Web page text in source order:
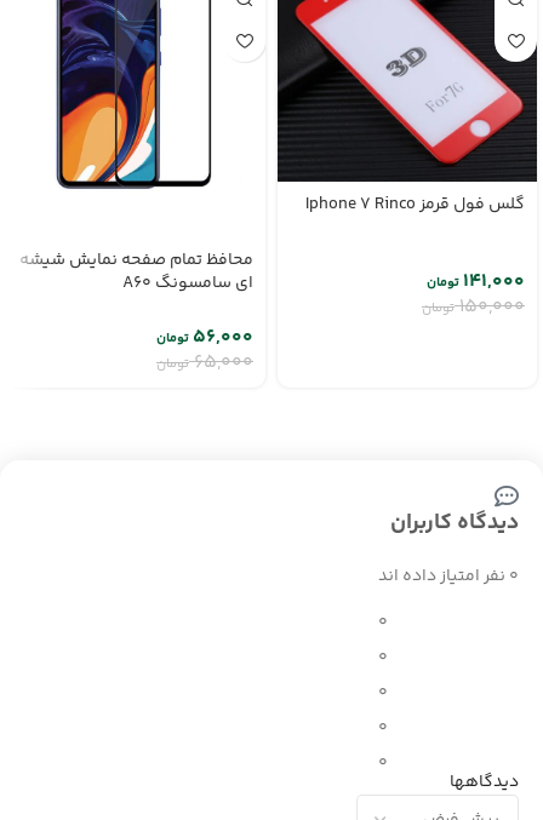
گلس فول قرمز Iphone 7 Rinco
۱۵۰,۰۰۰ تومان
۱۴۱,۰۰۰ تومان
محافظ تمام صفحه نمایش شیشه
ای سامسونگ A60
۶۵,۰۰۰ تومان
۵۶,۰۰۰ تومان
دیدگاه کاربران
0 نفر امتیاز داده اند
0
0
0
0
0
دیدگاهها